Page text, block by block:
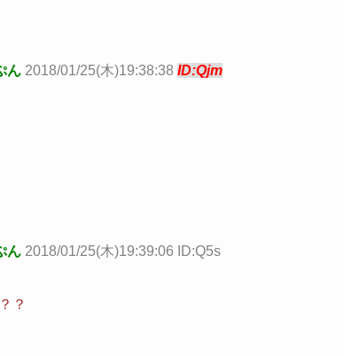
ん 2018/01/25(木)19:38:38 ID:Qjm
ん 2018/01/25(木)19:39:06 ID:Q5s
？